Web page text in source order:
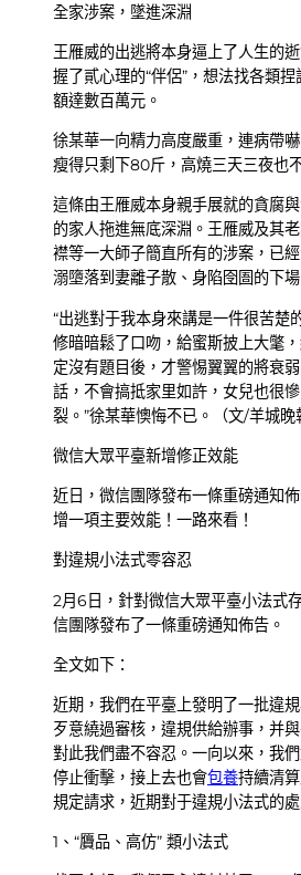
全家涉案，墜進深淵
王雁威的出逃將本身逼上了人生的
握了貳心理的“伴侶”，想法找各類
額達數百萬元。
徐某華一向精力高度嚴重，連病帶
瘦得只剩下80斤，高燒三天三夜也
這條由王雁威本身親手展就的貪腐
的家人拖進無底深淵。王雁威及其
襟等一大師子簡直所有的涉案，已
溺墮落到妻離子散、身陷囹圄的下場
“出逃對于我本身來講是一件很苦楚
修暗暗鬆了口吻，給蜜斯披上大氅
定沒有題目後，才警惕翼翼的將衰
話，不會搞抵家里如許，女兒也很
裂。”徐某華懊悔不已。（文/羊城晚
微信大眾平臺新增修正效能
近日，微信團隊發布一條重磅通知
增一項主要效能！一路來看！
對違規小法式零容忍
2月6日，針對微信大眾平臺小法式
信團隊發布了一條重磅通知佈告。
全文如下：
近期，我們在平臺上發明了一批違
歹意繞過審核，違規供給辦事，并
對此我們盡不容忍。一向以來，我
停止衝擊，接上去也會包養持續清
規定請求，近期對于違規小法式的處
1、“贗品、高仿” 類小法式